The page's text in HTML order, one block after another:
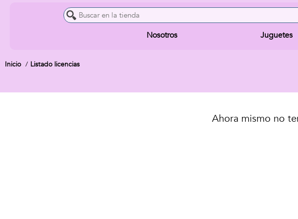
Nosotros Juguetes
Inicio Listado licencias
Ahora mismo no